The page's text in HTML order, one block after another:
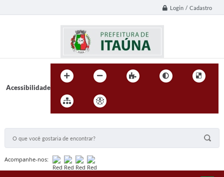
Login / Cadastro
Acessibilidade
Acompanhe-nos: